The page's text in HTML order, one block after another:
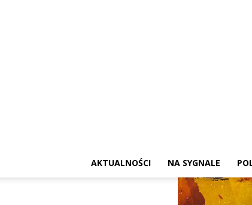
AKTUALNOŚCI NA SYGNALE